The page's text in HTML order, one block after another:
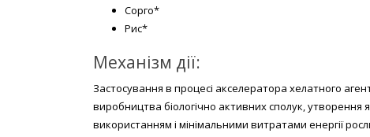
Сорго*
Рис*
Механізм дії:
Застосування в процесі акселератора хелатного
виробництва біологічно активних сполук,
використанням і мінімальними витратами енергії